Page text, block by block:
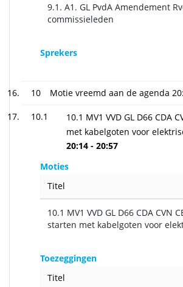
9.1. A1. GL PvdA Amendement
commissieleden
Sprekers
10 Motie vreemd aan de agenda
10.1
10.1 MV1 VVD GL D66 CDA
met kabelgoten voor
20:14 - 20:57
Moties
Titel
10.1 MV1 VVD GL D66 CDA CVN
starten met kabelgoten voor
Toezeggingen
Titel